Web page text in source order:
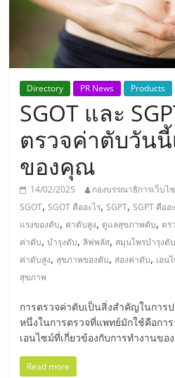
รวม
ธุรกิจ
เอ
ส
เอ็
มอี
ไทย,
SMEs,
แฟ
Directory PR News Products
SGOT และ
ตรวจค่าตับวัน
ของคุณ
14/02/2025 กองบรรณาธิการเว็บไ
SGOT,SGOT คืออะไร,SGPT,SGPT คืออ
แรงของตับ, ค่าตับสูง, ดูแลสุขภาพตับ, ตร
ค่าตับ,บำรุงตับ,ลิฟพลัส, สมุนไพรบำรุงตับ
ค่าตับสูง, สุขภาพของตับ, ส่องค่าตับ, เอน
สุขภาพ
การตรวจค่าตับเป็นสิ่งสำคัญในการ
หนึ่งในการตรวจที่แพทย์มักใช้คือการ
เอนไซม์ที่เกี่ยวข้องกับการทำงานขอ
Read more